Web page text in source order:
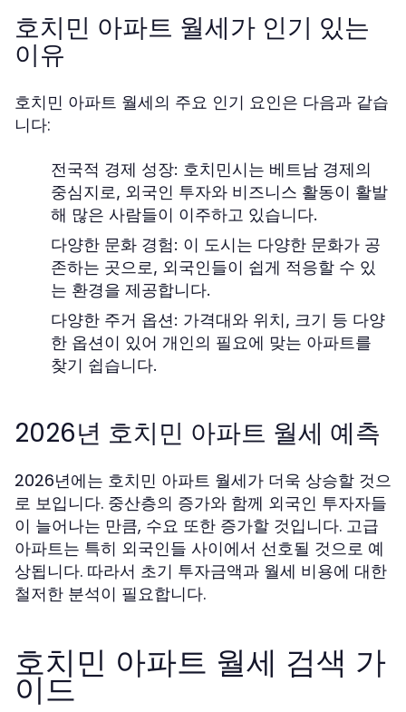
호치민 아파트 월세가 인기 있는
이유
호치민 아파트 월세의 주요 인기 요인은 다음과 같습
니다:
전국적 경제 성장: 호치민시는 베트남 경제의
중심지로, 외국인 투자와 비즈니스 활동이 활발
해 많은 사람들이 이주하고 있습니다.
다양한 문화 경험: 이 도시는 다양한 문화가 공
존하는 곳으로, 외국인들이 쉽게 적응할 수 있
는 환경을 제공합니다.
다양한 주거 옵션: 가격대와 위치, 크기 등 다양
한 옵션이 있어 개인의 필요에 맞는 아파트를
찾기 쉽습니다.
2026년 호치민 아파트 월세 예측
2026년에는 호치민 아파트 월세가 더욱 상승할 것으
로 보입니다. 중산층의 증가와 함께 외국인 투자자들
이 늘어나는 만큼, 수요 또한 증가할 것입니다. 고급
아파트는 특히 외국인들 사이에서 선호될 것으로 예
상됩니다. 따라서 초기 투자금액과 월세 비용에 대한
철저한 분석이 필요합니다.
호치민 아파트 월세 검색 가
이드